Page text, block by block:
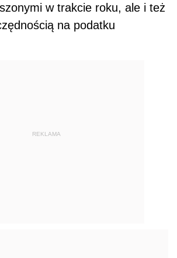
w trakcie roku, ale i też
na podatku
REKLAMA